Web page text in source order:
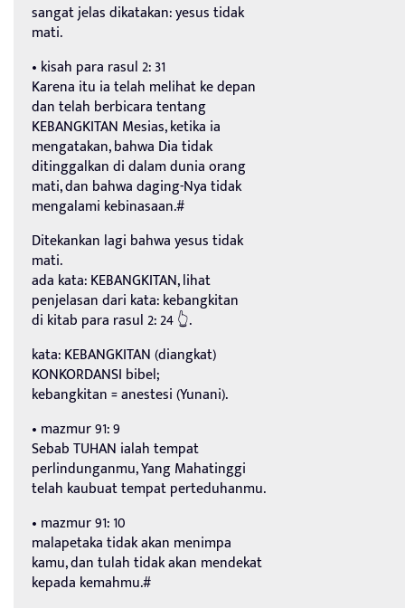
sangat jelas dikatakan: yesus tidak
mati.
• kisah para rasul 2: 31
Karena itu ia telah melihat ke depan
dan telah berbicara tentang
KEBANGKITAN Mesias, ketika ia
mengatakan, bahwa Dia tidak
ditinggalkan di dalam dunia orang
mati, dan bahwa daging-Nya tidak
mengalami kebinasaan.#
Ditekankan lagi bahwa yesus tidak
mati.
ada kata: KEBANGKITAN, lihat
penjelasan dari kata: kebangkitan
di kitab para rasul 2: 24 👆.
kata: KEBANGKITAN (diangkat)
KONKORDANSI bibel;
kebangkitan = anestesi (Yunani).
• mazmur 91: 9
Sebab TUHAN ialah tempat
perlindunganmu, Yang Mahatinggi
telah kaubuat tempat perteduhanmu.
• mazmur 91: 10
malapetaka tidak akan menimpa
kamu, dan tulah tidak akan mendekat
kepada kemahmu.#